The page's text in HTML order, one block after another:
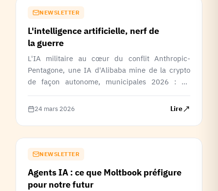
NEWSLETTER
L'intelligence artificielle, nerf de
la guerre
L'IA militaire au cœur du conflit Anthropic-
Pentagone, une IA d'Alibaba mine de la crypto
de façon autonome, municipales 2026 : 12
candidats signent la charte Pause IA.
24 mars 2026 Lire
NEWSLETTER
Agents IA : ce que Moltbook préfigure
pour notre futur